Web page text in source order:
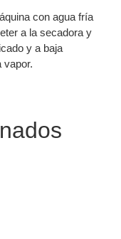
con agua fría
a la secadora y
y a baja
vapor.